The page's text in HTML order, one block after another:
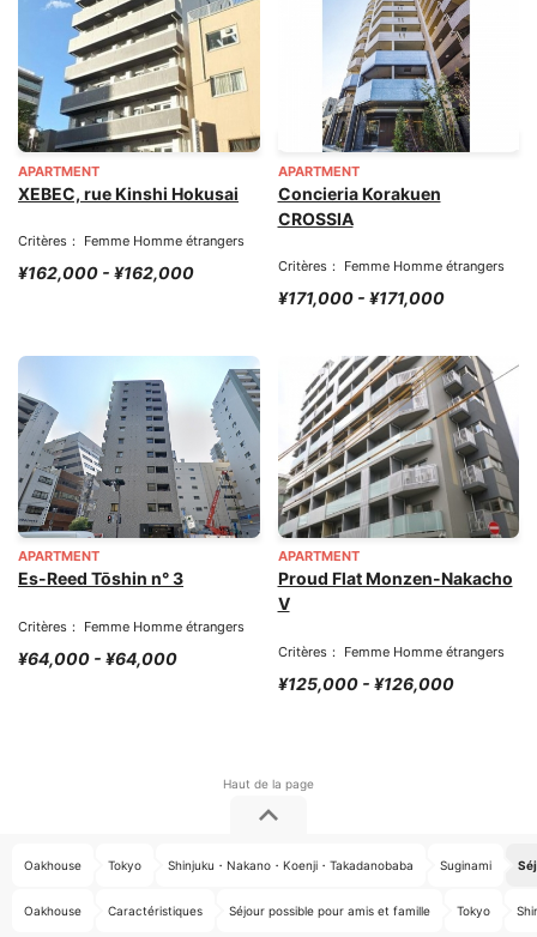
APARTMENT
XEBEC, rue Kinshi Hokusai
Critères： Femme Homme étrangers
¥162,000 - ¥162,000
APARTMENT
Concieria Korakuen
CROSSIA
Critères： Femme Homme étrangers
¥171,000 - ¥171,000
APARTMENT
Es-Reed Tōshin n° 3
Critères： Femme Homme étrangers
¥64,000 - ¥64,000
APARTMENT
Proud Flat Monzen-Nakacho
V
Critères： Femme Homme étrangers
¥125,000 - ¥126,000
Oakhouse Tokyo Shinjuku・Nakano・Koenji・Takadanobaba Suginami
Oakhouse Caractéristiques Séjour possible pour amis et famille Tokyo